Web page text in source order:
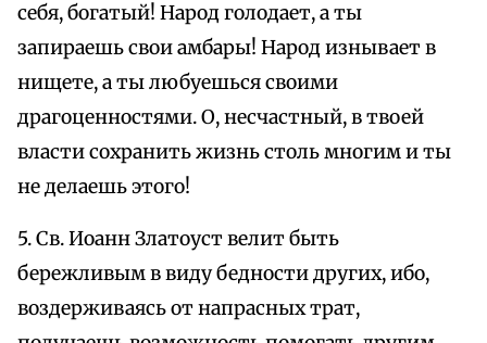
себя, богатый! Народ голодает, а ты
запираешь свои амбары! Народ изнывает в
нищете, а ты любуешься своими
драгоценностями. О, несчастный, в твоей
власти сохранить жизнь столь многим и ты
не делаешь этого!
5. Св. Иоанн Златоуст велит быть
бережливым в виду бедности других, ибо,
воздерживаясь от напрасных трат,